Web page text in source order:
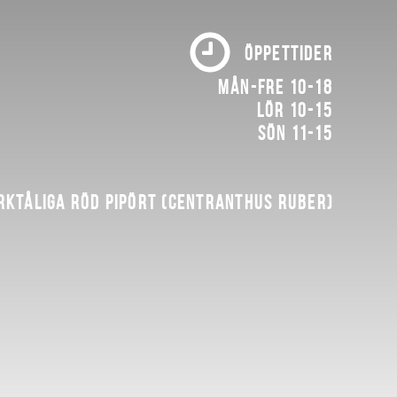
ÖPPETTIDER
Mån-fre 10-18
Lör 10-15
Sön 11-15
röd pipört (Centranthus ruber)